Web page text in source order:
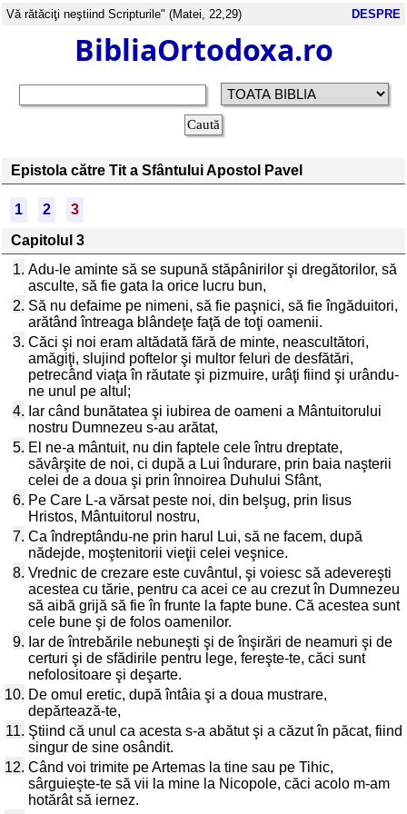
Vă rătăciţi neştiind Scripturile" (Matei, 22,29) DESPRE
BibliaOrtodoxa.ro
Epistola către Tit a Sfântului Apostol Pavel
1 2
3
Capitolul 3
1. Adu-le aminte să se supună stăpânirilor şi dregătorilor, să
asculte, să fie gata la orice lucru bun,
2. Să nu defaime pe nimeni, să fie paşnici, să fie îngăduitori,
arătând întreaga blândeţe faţă de toţi oamenii.
3. Căci şi noi eram altădată fără de minte, neascultători,
amăgiţi, slujind poftelor şi multor feluri de desfătări,
petrecând viaţa în răutate şi pizmuire, urâţi fiind şi urându-
ne unul pe altul;
4. Iar când bunătatea şi iubirea de oameni a Mântuitorului
nostru Dumnezeu s-au arătat,
5. El ne-a mântuit, nu din faptele cele întru dreptate,
săvârşite de noi, ci după a Lui îndurare, prin baia naşterii
celei de a doua şi prin înnoirea Duhului Sfânt,
6. Pe Care L-a vărsat peste noi, din belşug, prin Iisus
Hristos, Mântuitorul nostru,
7. Ca îndreptându-ne prin harul Lui, să ne facem, după
nădejde, moştenitorii vieţii celei veşnice.
8. Vrednic de crezare este cuvântul, şi voiesc să adevereşti
acestea cu tărie, pentru ca acei ce au crezut în Dumnezeu
să aibă grijă să fie în frunte la fapte bune. Că acestea sunt
cele bune şi de folos oamenilor.
9. Iar de întrebările nebuneşti şi de înşirări de neamuri şi de
certuri şi de sfădirile pentru lege, fereşte-te, căci sunt
nefolositoare şi deşarte.
10. De omul eretic, după întâia şi a doua mustrare,
depărtează-te,
11. Ştiind că unul ca acesta s-a abătut şi a căzut în păcat, fiind
singur de sine osândit.
12. Când voi trimite pe Artemas la tine sau pe Tihic,
sârguieşte-te să vii la mine la Nicopole, căci acolo m-am
hotărât să iernez.